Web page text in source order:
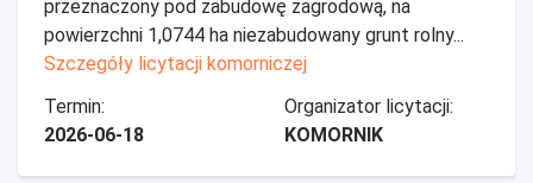
przeznaczony pod zabudowę zagrodową, na
powierzchni 1,0744 ha niezabudowany grunt rolny...
Szczegóły licytacji komorniczej
Termin:
2026-06-18
Organizator licytacji:
KOMORNIK